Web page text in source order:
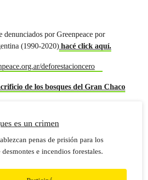
denunciados por Greenpeace por
(1990-2020) hacé click aquí.
deforestacioncero
de los bosques del Gran Chaco
es un crimen
penas de prisión para los
desmontes e incendios forestales.